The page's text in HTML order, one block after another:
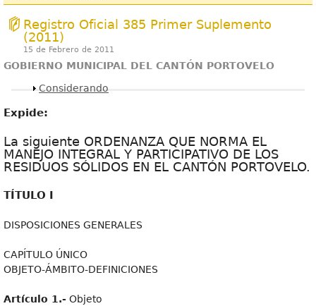
Registro Oficial 385 Primer Suplemento
(2011)
15 de Febrero de 2011
GOBIERNO MUNICIPAL DEL CANTÓN PORTOVELO
Mostrar
Considerando
Expide:
La siguiente ORDENANZA QUE NORMA EL
MANEJO INTEGRAL Y PARTICIPATIVO DE LOS
RESIDUOS SÓLIDOS EN EL CANTÓN PORTOVELO.
TÍTULO I
DISPOSICIONES GENERALES
CAPÍTULO ÚNICO
OBJETO-ÁMBITO-DEFINICIONES
Artículo 1.- Objeto